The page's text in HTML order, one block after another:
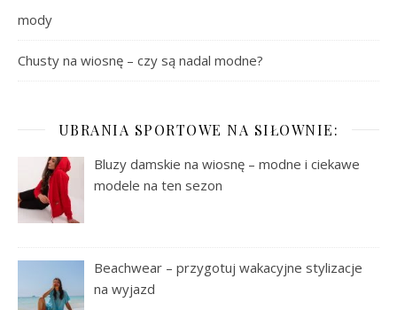
mody
Chusty na wiosnę – czy są nadal modne?
UBRANIA SPORTOWE NA SIŁOWNIE:
Bluzy damskie na wiosnę – modne i ciekawe
modele na ten sezon
Beachwear – przygotuj wakacyjne stylizacje
na wyjazd